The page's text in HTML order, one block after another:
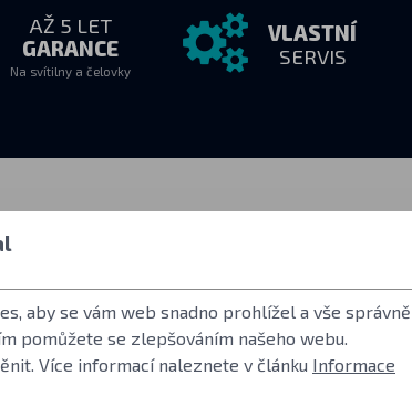
AŽ 5 LET
GARANCE
Na svítilny a čelovky
VLASTNÍ
SERVIS
Fenix
Často kladené otázky
Norma ANSI FL 1-2009
LED použité ve svítilnách
Reference
aby se vám web snadno prohlížel a vše správně
pomůžete se zlepšováním našeho webu.
Více informací naleznete v článku Informace